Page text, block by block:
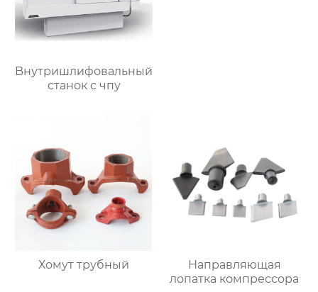
Bнутришлифовальный
станок с чпу
Хомут трубный
Направляющая
лопатка компрессора